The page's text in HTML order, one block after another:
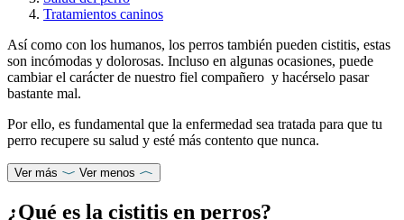
Tratamientos caninos
Así como con los humanos, los perros también pueden cistitis, estas
son incómodas y dolorosas. Incluso en algunas ocasiones, puede
cambiar el carácter de nuestro fiel compañero y hacérselo pasar
bastante mal.
Por ello, es fundamental que la enfermedad sea tratada para que tu
perro recupere su salud y esté más contento que nunca.
Ver más Ver menos
¿Qué es la cistitis en perros?